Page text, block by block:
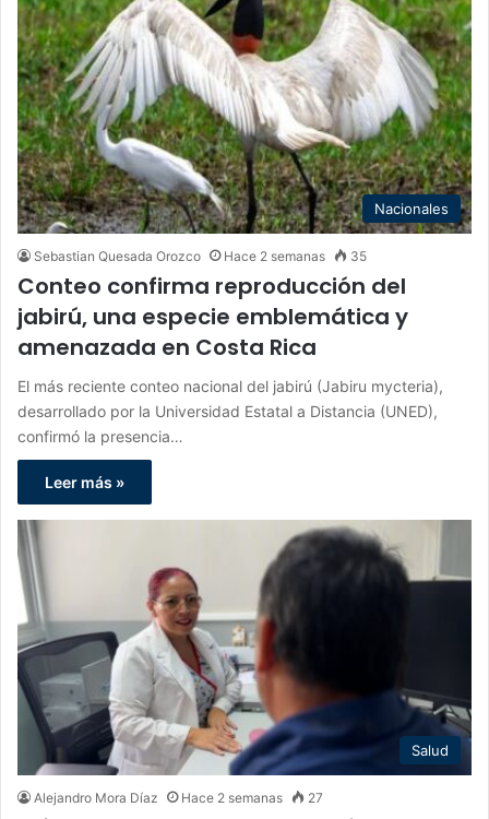
Nacionales
Sebastian Quesada Orozco Hace 2 semanas 35
Conteo confirma reproducción del
jabirú, una especie emblemática y
amenazada en Costa Rica
El más reciente conteo nacional del jabirú (Jabiru mycteria),
desarrollado por la Universidad Estatal a Distancia (UNED),
confirmó la presencia…
Leer más »
Salud
Alejandro Mora Díaz Hace 2 semanas 27